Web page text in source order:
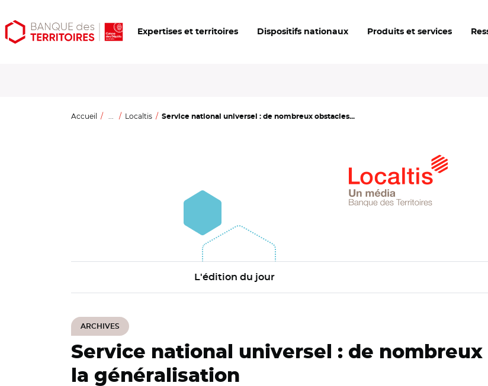
Aller
au
Aller
au
Ouvrir
les
Expertises et territoires Dispositifs nationaux Produits et services
Accueil ... Localtis Service national universel : de nombreux obstacles...
L'édition du jour
ARCHIVES
Service national universel : de
la généralisation